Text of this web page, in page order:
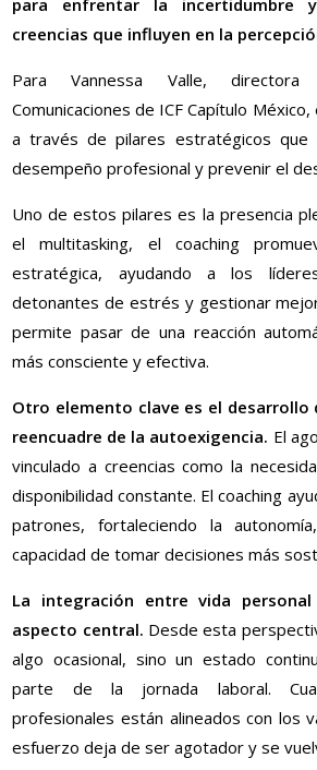
creencias que influyen en la
Para Vannessa Valle,
Comunicaciones de ICF Capítulo
a través de pilares estratégicos que
desempeño profesional y prevenir el
Uno de estos pilares es la presencia
el multitasking, el coaching
estratégica, ayudando a los
detonantes de estrés y gestionar
permite pasar de una reacción
más consciente y efectiva.
Otro elemento clave es el desarrollo
reencuadre de la autoexigencia. El
vinculado a creencias como la
disponibilidad constante. El coaching
patrones, fortaleciendo la
capacidad de tomar decisiones más
La integración entre vida
aspecto central. Desde esta
algo ocasional, sino un estado
parte de la jornada laboral.
profesionales están alineados con los
esfuerzo deja de ser agotador y se